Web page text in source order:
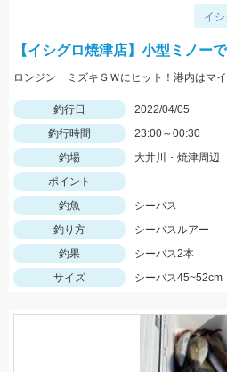
イ
【イシグロ焼津店】小型ミノー
ロンジン ミズキＳＷにヒット！港内はマイ
釣行日
2022/04/05
釣行時間
23:00～00:30
釣場
大井川・焼津周辺
ポイント
釣魚
シーバス
釣り方
シーバスルアー
釣果
シーバス2本
サイズ
シーバス45~52cm